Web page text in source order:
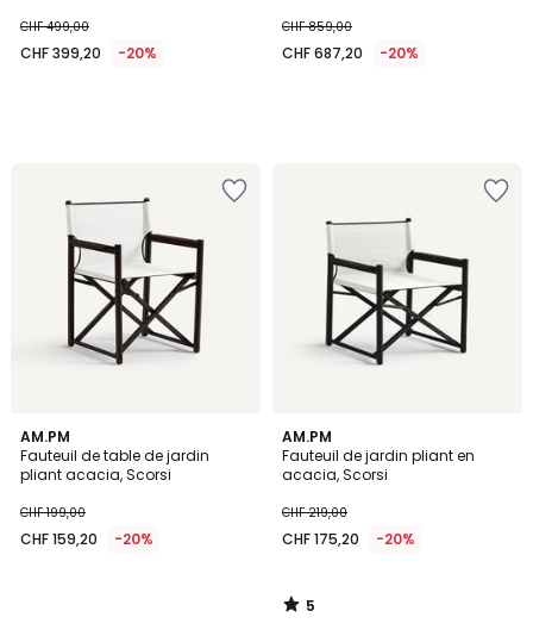
CHF 499,00
CHF 399,20 -20%
CHF 859,00
CHF 687,20 -20%
AM.PM
Fauteuil de table de jardin
pliant acacia, Scorsi
CHF 199,00
CHF 159,20 -20%
AM.PM
Fauteuil de jardin pliant en
acacia, Scorsi
CHF 219,00
CHF 175,20 -20%
5
/
5
5
/